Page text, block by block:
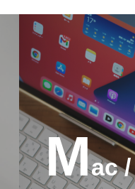
Mac /